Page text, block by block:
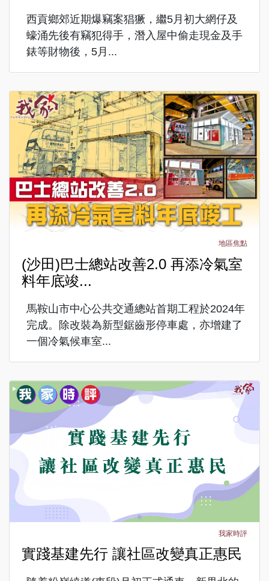
西貢鄉郊近期爆竊案猖獗，繼5月初大網仔及
蠔涌先後有竊犯得手，潛入屋中偷走現金及手
錶等財物後，5月...
地區焦點
(沙田)巴士總站改善2.0 再添冷氣室
料年底竣...
馬鞍山市中心公共交通總站首期工程於2024年
完成。除改裝為新型鋸齒形停車處，亦增建了
一個冷氣候車室...
我家時評
實踐基建先行 讓社區改變真正惠民